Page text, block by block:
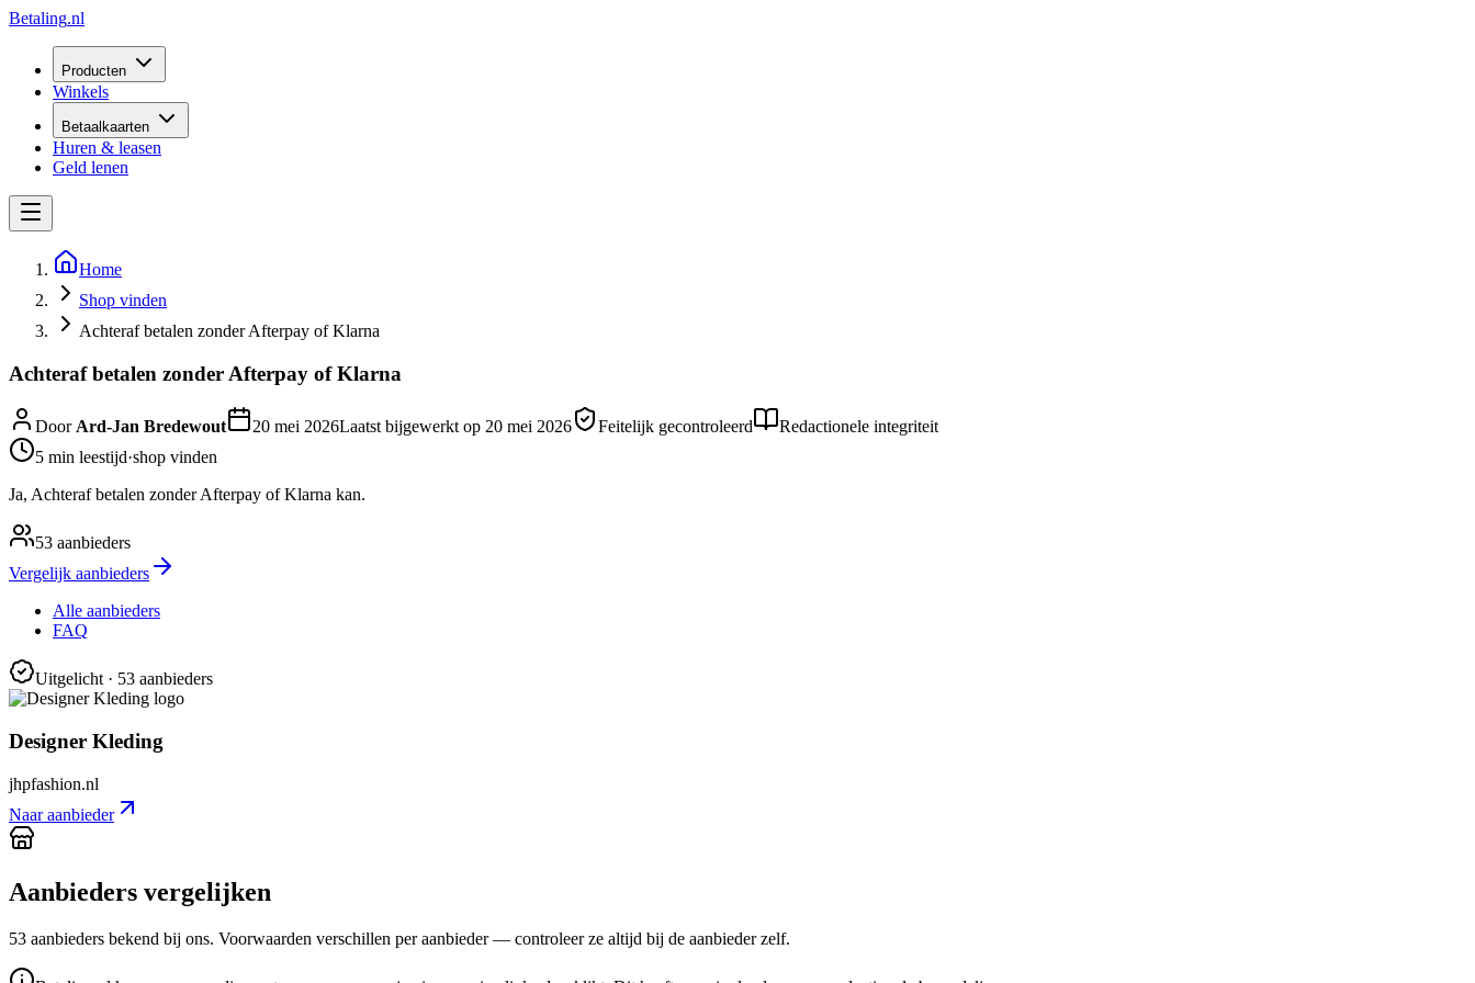
Betaling.nl
Producten
Winkels
Betaalkaarten
Huren & leasen
Geld lenen
Home
Shop vinden
Achteraf betalen zonder Afterpay of Klarna
Achteraf betalen zonder Afterpay of Klarna
DoorArd-Jan Bredewout 20 mei 2026Laatst bijgewerkt op 20 mei 2026 Feitelijk gecontroleerd
Redactionele integriteit
5 min leestijd·shop vinden
Ja, Achteraf betalen zonder Afterpay of Klarna kan.
53 aanbieders
Vergelijk aanbieders
Alle aanbieders
FAQ
Uitgelicht· 53 aanbieders
Designer Kleding
jhpfashion.nl
Naar aanbieder
Aanbieders vergelijken
53 aanbieders bekend bij ons. Voorwaarden verschillen per aanbieder — controleer ze altijd bij de aanbieder zelf.